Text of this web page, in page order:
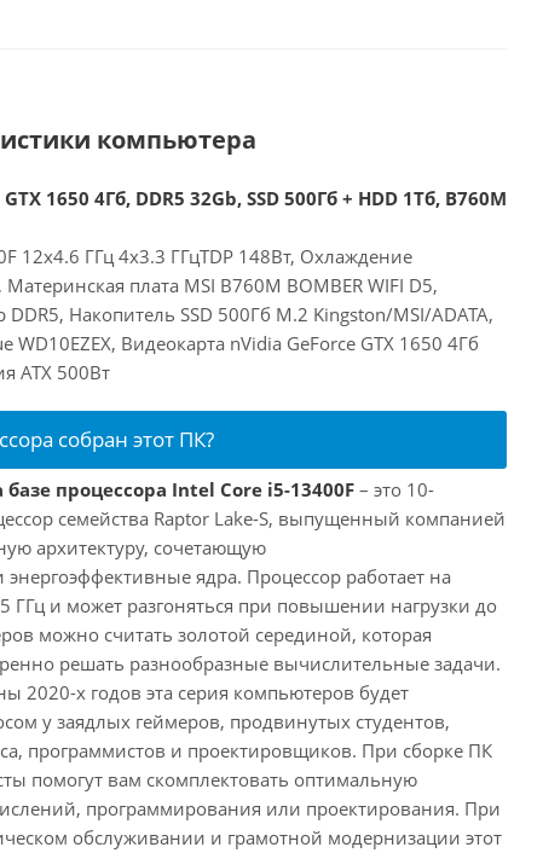
компьютера
1650 4Гб, DDR5 32Gb, SSD 500Гб + HDD 1Тб, B760M
12x4.6 ГГц 4x3.3 ГГцTDP 148Вт, Охлаждение
Материнская плата MSI B760M BOMBER WIFI D5,
Накопитель SSD 500Гб M.2 Kingston/MSI/ADATA,
WD10EZEX, Видеокарта nVidia GeForce GTX 1650 4Гб
ATX 500Вт
собран этот ПК?
процессора Intel Core i5-13400F – это 10-
семейства Raptor Lake-S, выпущенный компанией
архитектуру, сочетающую
ядра. Процессор работает на
ГГц и может разгоняться при повышении нагрузки до
можно считать золотой серединой, которая
решать разнообразные вычислительные задачи.
2020-х годов эта серия компьютеров будет
у заядлых геймеров, продвинутых студентов,
программистов и проектировщиков. При сборке ПК
помогут вам скомплектовать оптимальную
программирования или проектирования. При
обслуживании и грамотной модернизации этот